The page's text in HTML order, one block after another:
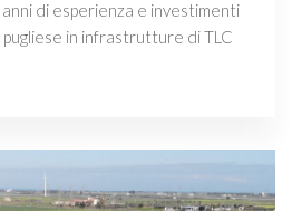
di esperienza e investimenti
in infrastrutture di TLC